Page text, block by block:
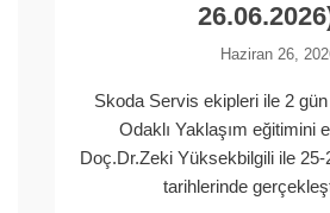
Haziran 26,
Skoda Servis ekipleri ile 2
Odaklı Yaklaşım eğitimini
Doç.Dr.Zeki Yüksekbilgili ile
tarihlerinde